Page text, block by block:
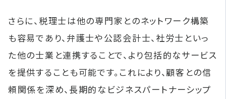
さらに、税理士は他の専門家とのネットワーク構築
も容易であり、弁護士や公認会計士、社労士といっ
た他の士業と連携することで、より包括的なサービス
を提供することも可能です。これにより、顧客との信
頼関係を深め、長期的なビジネスパートナーシップ